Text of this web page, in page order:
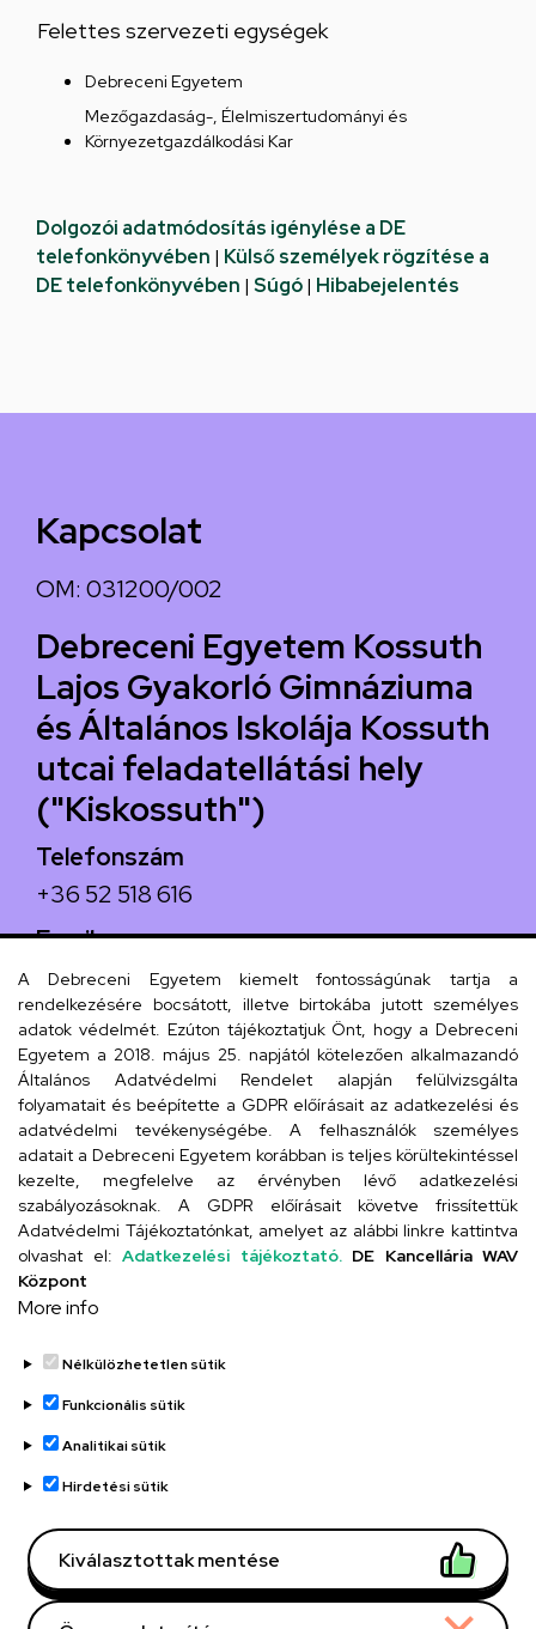
Felettes szervezeti egységek
Debreceni Egyetem
Mezőgazdaság-, Élelmiszertudományi és
Környezetgazdálkodási Kar
Dolgozói adatmódosítás igénylése a DE
telefonkönyvében | Külső személyek rögzítése a
DE telefonkönyvében | Súgó| Hibabejelentés
Kapcsolat
OM: 031200/002
Debreceni Egyetem Kossuth
Lajos Gyakorló Gimnáziuma
és Általános Iskolája Kossuth
utcai feladatellátási hely
("Kiskossuth")
Telefonszám
+36 52 518 616
Email
iskola@kossuth-alt.unideb.hu
Cím
4024 Debrecen, Kossuth utca 33.
Szervezeti telefonkönyv
UD telefonkönyv
Adatvédelem
Adatvédelem
Régi oldal
Technikai információk
A Debreceni Egyetem kiemelt fontosságúnak tartja a
rendelkezésére bocsátott, illetve birtokába jutott személyes
adatok védelmét. Ezúton tájékoztatjuk Önt, hogy a Debreceni
Egyetem a 2018. május 25. napjától kötelezően alkalmazandó
Általános Adatvédelmi Rendelet alapján felülvizsgálta
folyamatait és beépítette a GDPR előírásait az adatkezelési és
adatvédelmi tevékenységébe. A felhasználók személyes
adatait a Debreceni Egyetem korábban is teljes körültekintéssel
kezelte, megfelelve az érvényben lévő adatkezelési
szabályozásoknak. A GDPR előírásait követve frissítettük
Adatvédelmi Tájékoztatónkat, amelyet az alábbi linkre kattintva
olvashat el: Adatkezelési tájékoztató. DE Kancellária WAV
Központ
More info
Nélkülözhetetlen sütik
Funkcionális sütik
Analitikai sütik
Hirdetési sütik
Kiválasztottak mentése